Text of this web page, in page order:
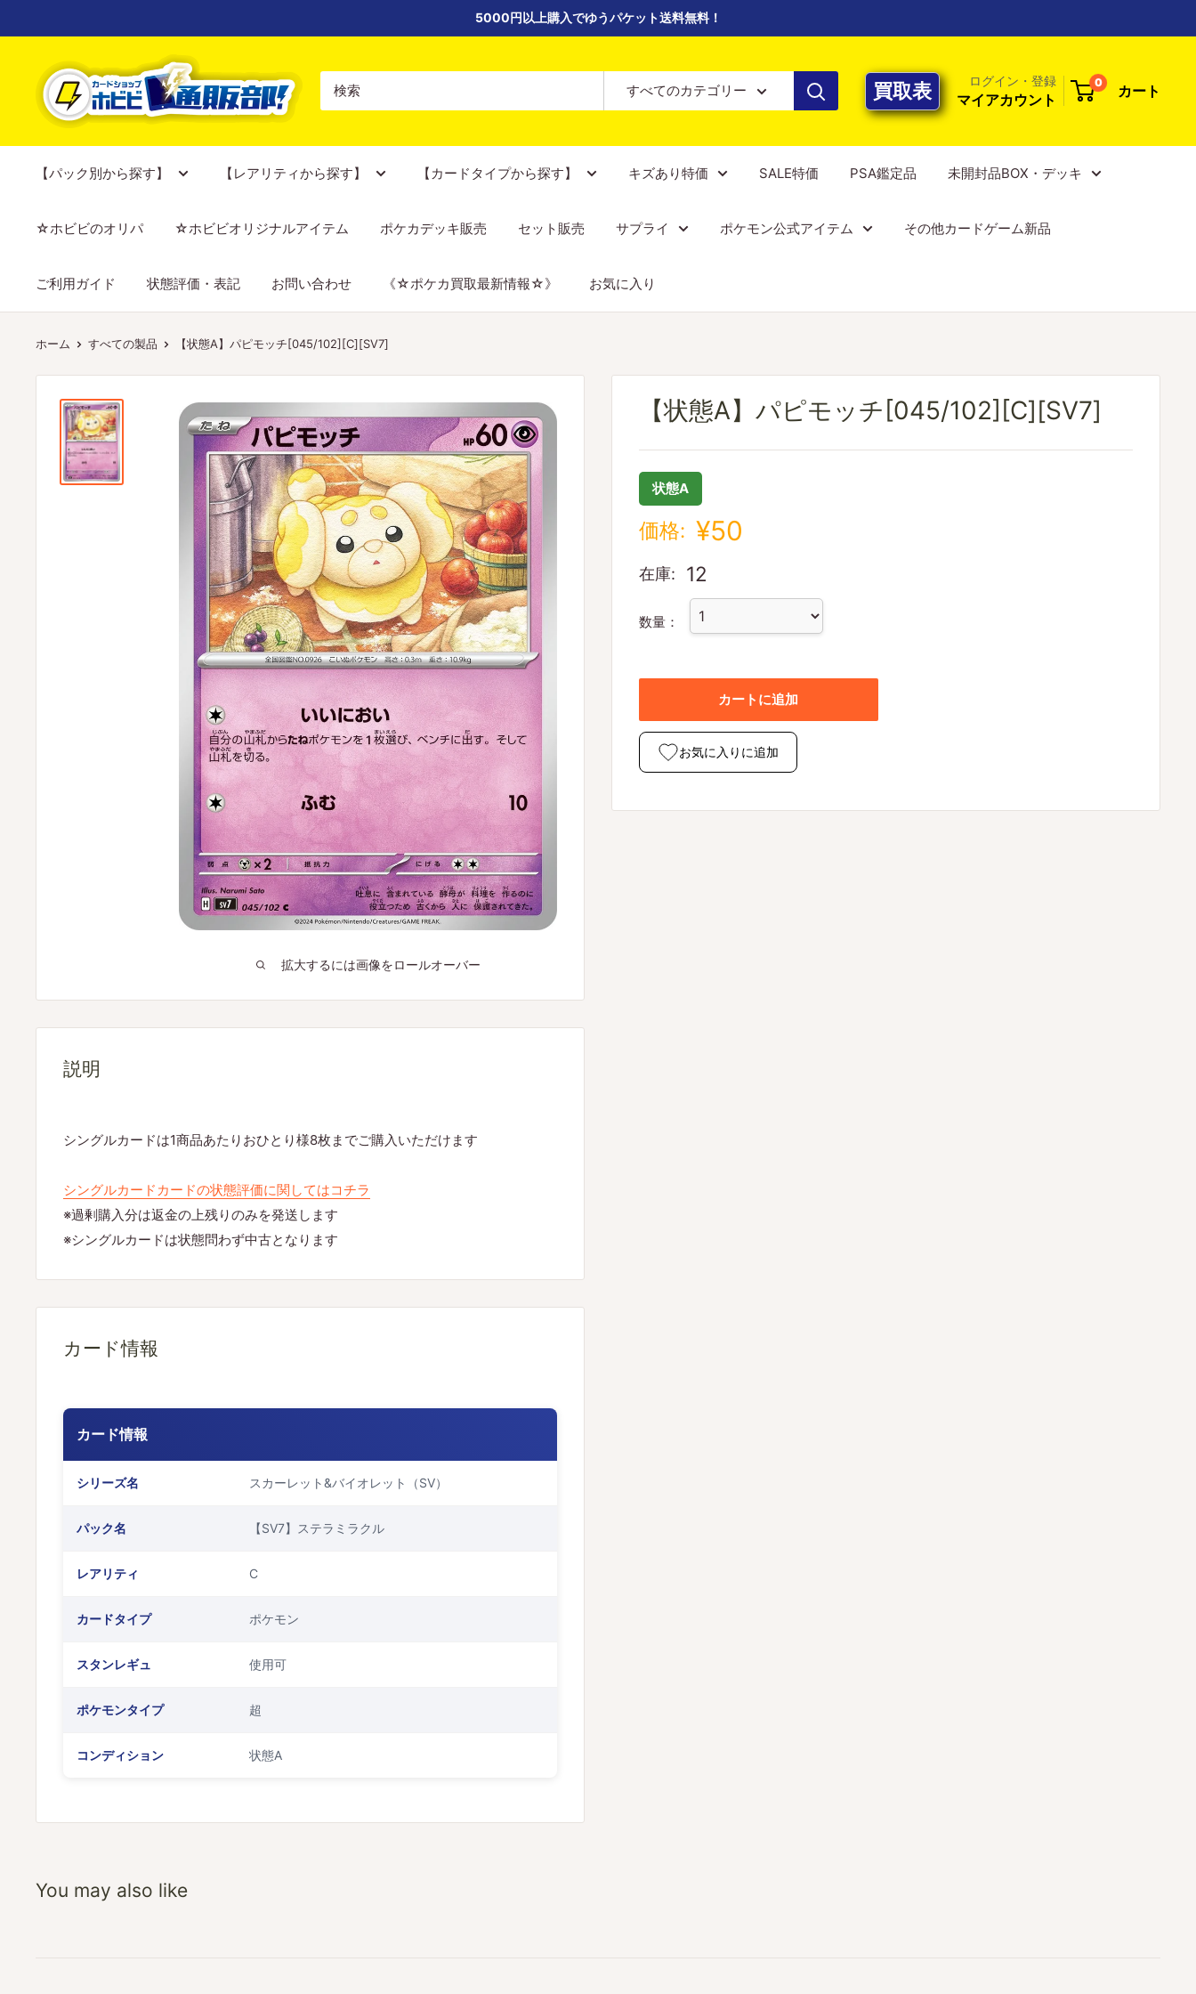
ン
5000円以上購入でゆうパケット送料無料！
【ポ
ケ
カ
門
シ
ョ
ッ
すべてのカテゴリー 買取表 ログイン・登録
マイアカウント
0 カート
【パック別から探す】 【レアリティから探す】 【カードタイプから探す】 キズあり特価 SALE特価 PSA鑑定品 未開封品BOX・デッキ
☆ホビビのオリパ ☆ホビビオリジナルアイテム ポケカデッキ販売 セット販売 サプライ ポケモン公式アイテム その他カードゲーム新品
ご利用ガイド 状態評価・表記 お問い合わせ 《☆ポケカ買取最新情報☆》 お気に入り
ホーム すべての製品 【状態A】パピモッチ[045/102][C][SV7]
拡大するには画像をロールオーバー
【状態A】パピモッチ[045/102][C][SV7]
状態A
価格: ¥50
在庫: 12
数量：
カートに追加
お気に入りに追加
説明
シングルカードは1商品あたりおひとり様8枚までご購入いただけます
シングルカードカードの状態評価に関してはコチラ
※過剰購入分は返金の上残りのみを発送します
※シングルカードは状態問わず中古となります
カード情報
カード情報
シリーズ名 スカーレット&バイオレット（SV）
パック名 【SV7】ステラミラクル
レアリティ C
カードタイプ ポケモン
スタンレギュ 使用可
ポケモンタイプ 超
コンディション 状態A
You may also like